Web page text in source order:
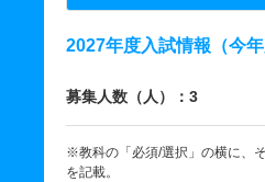
2027年度入試情報（今年
募集人数（人）：3
※教科の「必須/選択」の横に、
を記載。